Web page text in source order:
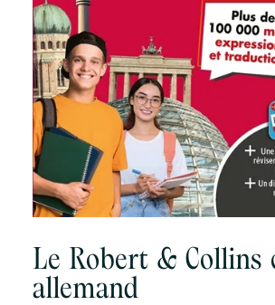
Le Robert & Collins
allemand